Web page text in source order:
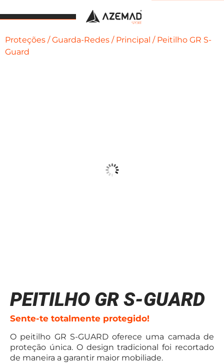
Proteções /Guarda-Redes / Principal / Peitilho GR S-
Guard
PEITILHO GR S-GUARD
Sente-te totalmente protegido!
O peitilho GR S-GUARD oferece uma camada de
proteção única. O design tradicional foi recortado
de maneira a garantir maior mobiliade.